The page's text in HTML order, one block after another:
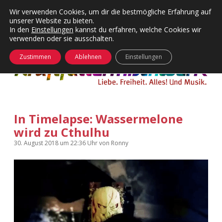
Kategorien
Menü
24 Hours Chilling
Die Wende
KFMW-Disco
kfmw.stuff
Kopfkinomusik
Nur mal so
Täglicher Sinnwahn
KFMW-Disco
Dates
Contact
Adventskalender
öffnen
Adventskalender 2010
Adventskalender 2011
Adventskalender 2012
facebookinstagram
rss soundcloud
vimeo
öffnen
In Timelapse: Wassermelone
wird zu Cthulhu
30. August 2018 um 22:36 Uhrvon Ronny
Wir verwenden Cookies, um dir die bestmögliche Erfahrung auf
unserer Website zu bieten.
In den Einstellungen kannst du erfahren, welche Cookies wir
verwenden oder sie ausschalten.
Zustimmen Ablehnen Einstellungen